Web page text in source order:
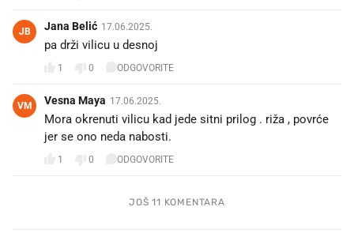
JB Jana Belić 17.06.2025.
pa drži vilicu u desnoj
1 0 ODGOVORITE
VM Vesna Maya 17.06.2025.
Mora okrenuti vilicu kad jede sitni prilog . riža , povrće
jer se ono neda nabosti.
1 0 ODGOVORITE
JOŠ 11 KOMENTARA